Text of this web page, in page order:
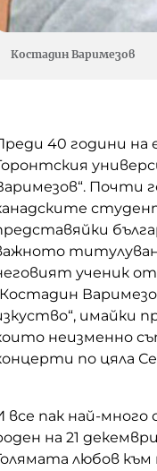
Костадин Варимезов
40 години
Почти
ученик
имайки
неизменно
по цяла
все пак най-
на 21
любов